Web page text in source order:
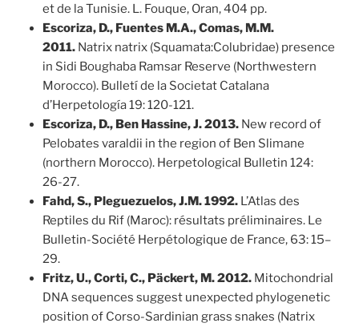
et de la Tunisie. L. Fouque, Oran, 404 pp.
Escoriza, D., Fuentes M.A., Comas, M.M.
2011.Natrix natrix (Squamata:Colubridae) presence
in Sidi Boughaba Ramsar Reserve (Northwestern
Morocco). Bulletí de la Societat Catalana
d’Herpetología 19: 120-121.
Escoriza, D., Ben Hassine, J. 2013.New record of
Pelobates varaldii in the region of Ben Slimane
(northern Morocco). Herpetological Bulletin 124:
26-27.
Fahd, S., Pleguezuelos, J.M. 1992.L’Atlas des
Reptiles du Rif (Maroc): résultats préliminaires. Le
Bulletin-Société Herpétologique de France, 63: 15–
29.
Fritz, U., Corti, C., Päckert, M. 2012.Mitochondrial
DNA sequences suggest unexpected phylogenetic
position of Corso-Sardinian grass snakes (Natrix